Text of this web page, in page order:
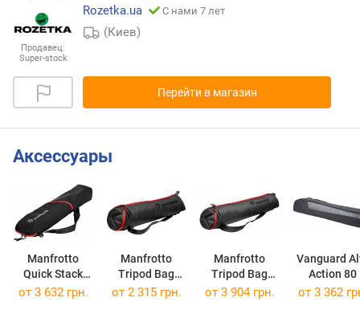
Продавец:
Super-stock
Rozetka.ua
С нами 7 лет
(Киев)
Перейти в магазин
Аксессуары
Manfrotto
Quick Stack
Light Stand
Manfrotto
Tripod Bag
Unpadded 60
Manfrotto
Tripod Bag
Padded 75 cm
Vanguard
Action 80
от 3 632 грн. от 2 315 грн. от 3 904 грн. от 3 362